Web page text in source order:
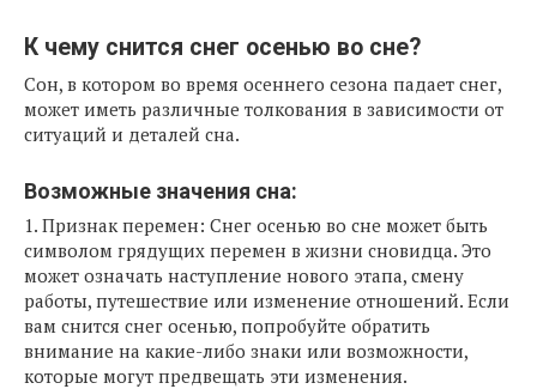
К чему снится снег осенью во сне?
Сон, в котором во время осеннего сезона падает снег,
может иметь различные толкования в зависимости от
ситуаций и деталей сна.
Возможные значения сна:
1. Признак перемен: Снег осенью во сне может быть
символом грядущих перемен в жизни сновидца. Это
может означать наступление нового этапа, смену
работы, путешествие или изменение отношений. Если
вам снится снег осенью, попробуйте обратить
внимание на какие-либо знаки или возможности,
которые могут предвещать эти изменения.